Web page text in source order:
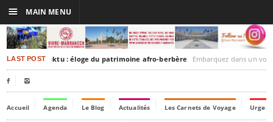
LAST POSTTimbuktu : éloge du patrimoine afro-berbère Embarquez dans un voyage culturel dans le
 
Accueil Agenda Le Blog Actualités Les Carnets de Voyage
☰ MAIN MENU